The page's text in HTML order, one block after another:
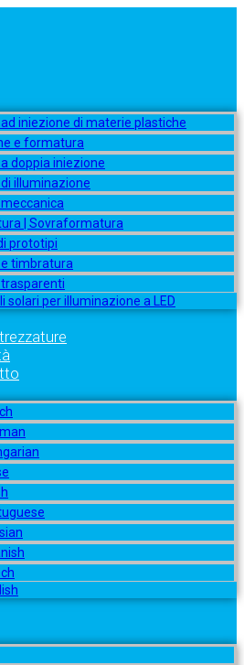
iniezione di materie plastiche
e formatura
doppia iniezione
illuminazione
meccanica
| Sovraformatura
prototipi
timbratura
solari per illuminazione a LED